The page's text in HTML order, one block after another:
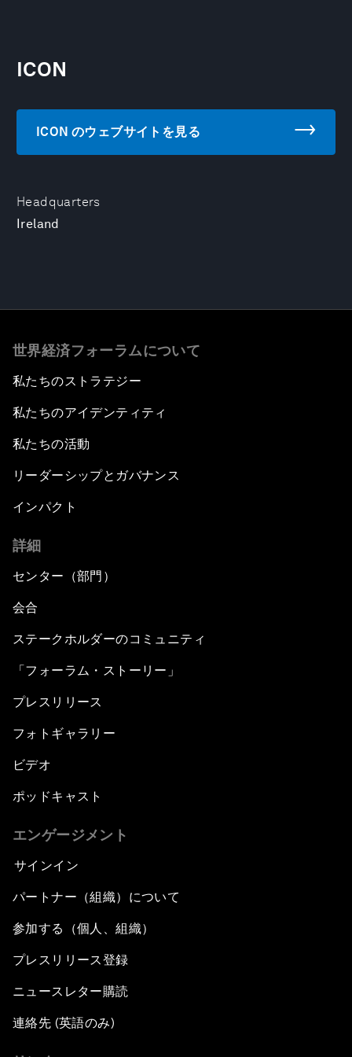
Headquarters
Ireland
ICON
ICON のウェブサイトを見る
世界経済フォーラムについて
私たちのストラテジー
私たちのアイデンティティ
私たちの活動
リーダーシップとガバナンス
インパクト
詳細
センター（部門）
会合
ステークホルダーのコミュニティ
「フォーラム・ストーリー」
プレスリリース
フォトギャラリー
ビデオ
ポッドキャスト
エンゲージメント
サインイン
パートナー（組織）について
参加する（個人、組織）
プレスリリース登録
ニュースレター購読
連絡先 (英語のみ)